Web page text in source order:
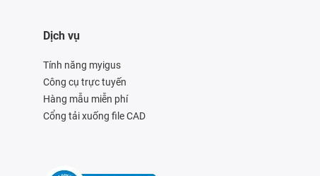
Dịch vụ
Tính năng myigus
Công cụ trực tuyến
Hàng mẫu miễn phí
Cổng tải xuống file CAD